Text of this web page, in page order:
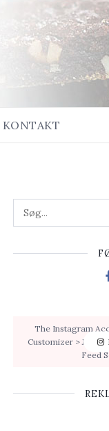
KONTAKT
The Instagram
Customizer >
Feed